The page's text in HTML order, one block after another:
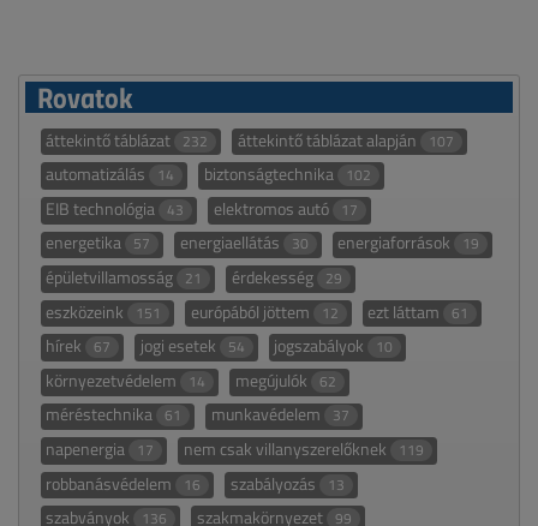
Rovatok
áttekintő táblázat 232 áttekintő táblázat alapján 107
automatizálás 14 biztonságtechnika 102
EIB technológia 43 elektromos autó 17
energetika 57 energiaellátás 30 energiaforrások 19
épületvillamosság 21 érdekesség 29
eszközeink 151 európából jöttem 12 ezt láttam 61
hírek 67 jogi esetek 54 jogszabályok 10
környezetvédelem 14 megújulók 62
méréstechnika 61 munkavédelem 37
napenergia 17 nem csak villanyszerelőknek 119
robbanásvédelem 16 szabályozás 13
szabványok 136 szakmakörnyezet 99